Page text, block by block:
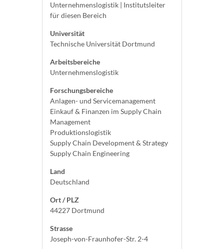
Unternehmenslogistik | Institutsleiter
für diesen Bereich
Universität
Technische Universität Dortmund
Arbeitsbereiche
Unternehmenslogistik
Forschungsbereiche
Anlagen- und Servicemanagement
Einkauf & Finanzen im Supply Chain
Management
Produktionslogistik
Supply Chain Development & Strategy
Supply Chain Engineering
Land
Deutschland
Ort / PLZ
44227 Dortmund
Strasse
Joseph-von-Fraunhofer-Str. 2-4